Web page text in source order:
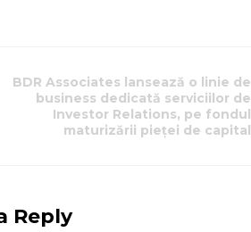
BDR Associates lansează o linie de
business dedicată serviciilor de
Investor Relations, pe fondul
maturizării pieței de capital
Reply